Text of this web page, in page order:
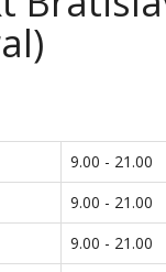
9.00 - 21.00
9.00 - 21.00
9.00 - 21.00